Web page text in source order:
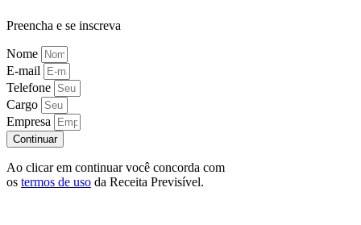
Preencha e se inscreva
Nome
E-mail
Telefone
Cargo
Empresa
Continuar
Ao clicar em continuar você concorda com
os termos de uso da Receita Previsível.